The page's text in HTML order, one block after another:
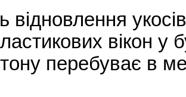
відновлення
вікон у
перебуває в